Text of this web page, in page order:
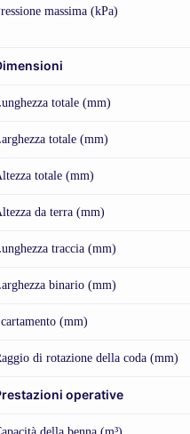
massima (kPa)
totale (mm)
totale (mm)
totale (mm)
da terra (mm)
traccia (mm)
binario (mm)
(mm)
di rotazione della coda (mm)
operative